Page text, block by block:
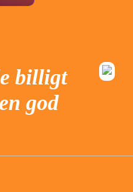
billigt
god